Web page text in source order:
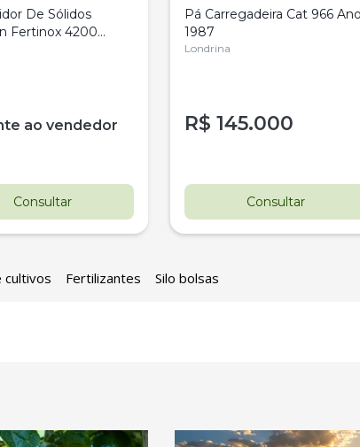
De Sólidos
Fertinox 4200
ao vendedor
Consultar
Pá Carregadeira Cat 966
1987
Londrina
R$ 145.000
Consultar
Fertinox 4200
1987
Londrina
cultivos Fertilizantes Silo bolsas